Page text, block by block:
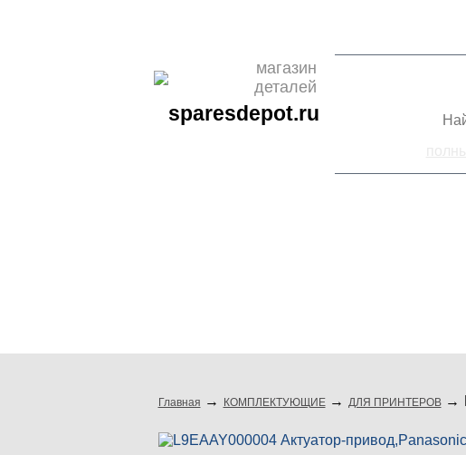
магазин
деталей
sparesdepot.ru
Главная КОМПЛЕКТУЮЩИЕ ДЛЯ ПРИНТЕРОВ